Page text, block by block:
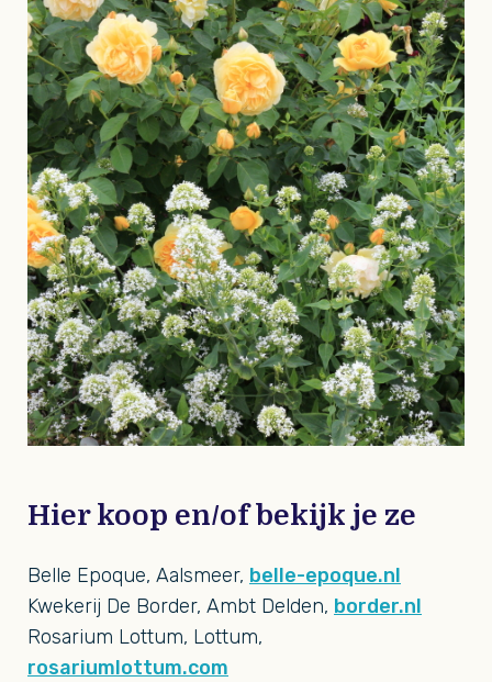
Hier koop en/of bekijk je ze
Belle Epoque, Aalsmeer, belle-epoque.nl
Kwekerij De Border, Ambt Delden, border.nl
Rosarium Lottum, Lottum,
rosariumlottum.com